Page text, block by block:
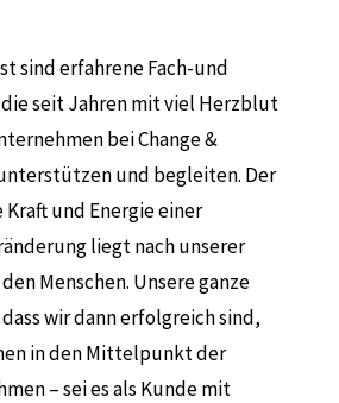
sind erfahrene Fach-und
seit Jahren mit viel Herzblut
bei Change &
und begleiten. Der
und Energie einer
liegt nach unserer
Menschen. Unsere ganze
wir dann erfolgreich sind,
in den Mittelpunkt der
– sei es als Kunde mit